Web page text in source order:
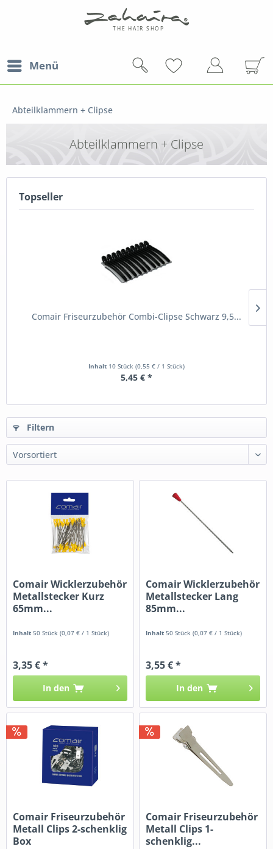
Menü
Abteilklammern + Clipse
Abteilklammern + Clipse
Topseller
Comair Friseurzubehör Combi-Clipse Schwarz 9,5...
Inhalt 10 Stück (0,55 € / 1 Stück)
5,45 € *
Filtern
Comair Wicklerzubehör
Metallstecker Kurz
65mm...
Inhalt50 Stück(0,07 € / 1 Stück)
3,35 € *
In den
Comair Wicklerzubehör
Metallstecker Lang
85mm...
Inhalt50 Stück(0,07 € / 1 Stück)
3,55 € *
In den
Comair Friseurzubehör
Metall Clips 2-schenklig
Box
Comair Friseurzubehör
Metall Clips 1-
schenklig...